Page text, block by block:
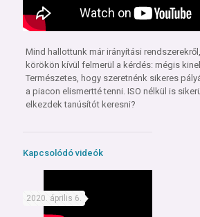
Mind hallottunk már irányítási
körökön kívül felmerül a kérdés: mégis
Természetes, hogy szeretnénk sikeres
a piacon elismertté tenni. ISO nélkül is
elkezdek tanúsítót keresni?
Kapcsolódó videók
2020. április 6.